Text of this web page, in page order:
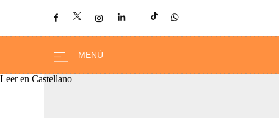
Leer en Castellano